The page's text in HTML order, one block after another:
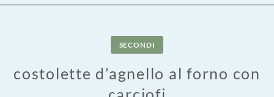
SECONDI
costolette d’agnello al forno con